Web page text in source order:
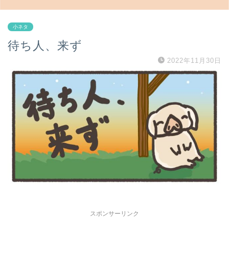
小ネタ
待ち人、来ず
2022年11月30日
スポンサーリンク